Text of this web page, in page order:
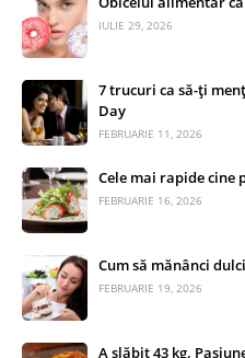
IULIE 29, 2026
7 trucuri ca să-ți
Day
FEBRUARIE 11, 2026
Cele mai rapide cine
FEBRUARIE 16, 2026
Cum să mănânci
FEBRUARIE 19, 2026
A slăbit 43 kg.